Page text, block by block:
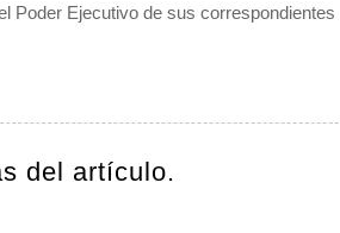
Poder Ejecutivo de sus correspondientes
del artículo.